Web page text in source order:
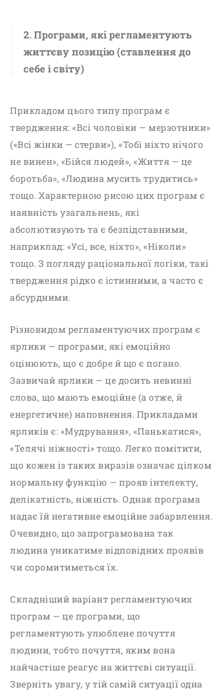
2. Програми, які регламентують
життєву позицію (ставлення до
себе і світу)
Прикладом цього типу програм є
твердження: «Всі чоловіки — мерзотники»
(«Всі жінки — стерви»), «Тобі ніхто нічого
не винен», «Бійся людей», «Життя — це
боротьба», «Людина мусить трудитись»
тощо. Характерною рисою цих програм є
наявність узагальнень, які
абсолютизують та є безпідставними,
наприклад: «Усі, все, ніхто», «Ніколи»
тощо. З погляду раціональної логіки, такі
твердження рідко є істинними, а часто є
абсурдними.
Різновидом регламентуючих програм є
ярлики — програми, які емоційно
оцінюють, що є добре й що є погано.
Зазвичай ярлики — це досить невинні
слова, що мають емоційне (а отже, й
енергетичне) наповнення. Прикладами
ярликів є: «Мудрування», «Панькатися»,
«Телячі ніжності» тощо. Легко помітити,
що кожен із таких виразів означає цілком
нормальну функцію — прояв інтелекту,
делікатність, ніжність. Однак програма
надає їй негативне емоційне забарвлення.
Очевидно, що запрограмована так
людина уникатиме відповідних проявів
чи соромитиметься їх.
Складніший варіант регламентуючих
програм — це програми, що
регламентують улюблене почуття
людини, тобто почуття, яким вона
найчастіше реагує на життєві ситуації.
Зверніть увагу, у тій самій ситуації одна